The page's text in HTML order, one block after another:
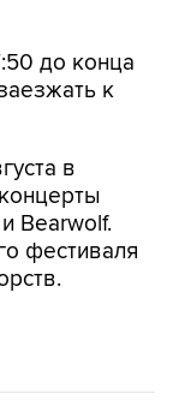
до конца
к
в
Bearwolf.
фестиваля